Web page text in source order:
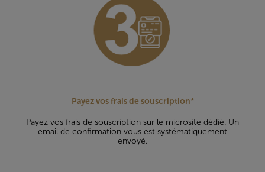
Payez vos frais de souscription*
Payez vos frais de souscription sur le microsite dédié. Un
email de confirmation vous est systématiquement
envoyé.